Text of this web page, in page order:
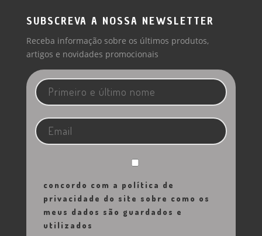
SUBSCREVA A NOSSA NEWSLETTER
Receba informação sobre os últimos produtos,
artigos e novidades promocionais
concordo com a política de
privacidade do site sobre como os
meus dados são guardados e
utilizados